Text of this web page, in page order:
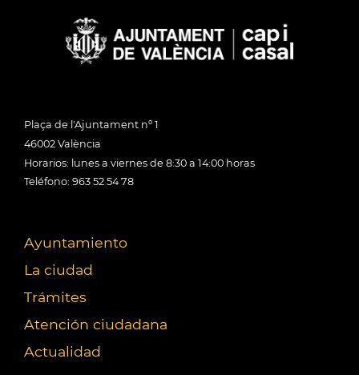
Plaça de l'Ajuntament nº 1
46002 València
Horarios: lunes a viernes de 8:30 a 14:00 horas
Teléfono: 963 52 54 78
Ayuntamiento
La ciudad
Trámites
Atención ciudadana
Actualidad